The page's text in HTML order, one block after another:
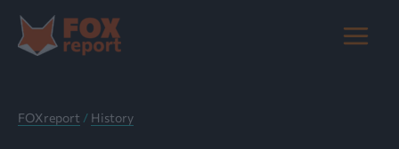
στο
περιεχόμενο
Main
FOXreport / History